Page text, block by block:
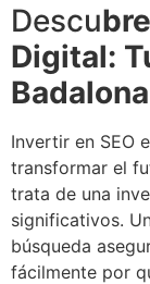
Descu
Digital:
Badalona
Invertir en SEO
transformar el
trata de una
significativos.
búsqueda
fácilmente por